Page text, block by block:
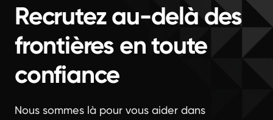
Recrutez au-delà des
frontières en toute
confiance
Nous sommes là pour vous aider dans